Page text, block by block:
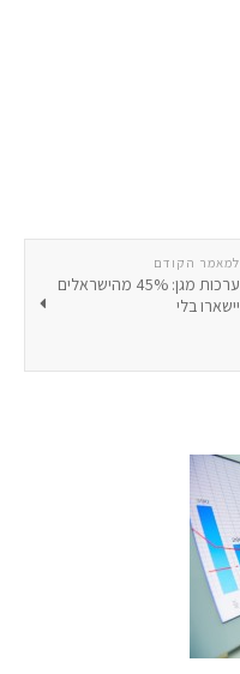
למאמר הקודם
ערכות מגן: 45% מהישראלים
יישארו בלי